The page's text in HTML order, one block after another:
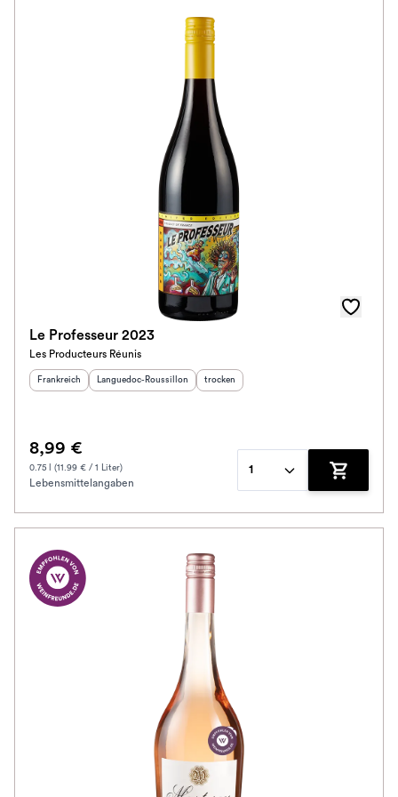
Le Professeur 2023
Les Producteurs Réunis
Herkunftsland
Frankreich Herkunftsregion:
Languedoc-Roussillon Geschmack
trocken
8,99 €
0.75 l (11.99 € / 1 Liter)
Lebensmittelangaben
1
Zum